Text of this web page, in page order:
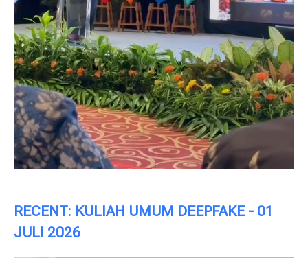
RECENT: KULIAH UMUM DEEPFAKE - 01
JULI 2026